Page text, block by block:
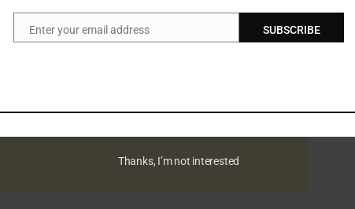
angin >15 knot dan gelombang >1.25 m.
angin >16 knot dan gelombang >1.5 m.
>21 knot dan gelombang >2.5 m.
EmailEnter your email address SUBSCRIBE
Thanks, I’m not interested